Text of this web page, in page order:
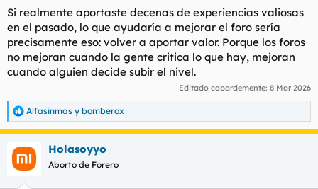
Si realmente aportaste decenas de experiencias valiosas
en el pasado, lo que ayudaría a mejorar el foro sería
precisamente eso: volver a aportar valor. Porque los foros
no mejoran cuando la gente critica lo que hay, mejoran
cuando alguien decide subir el nivel.
Editado cobardemente: 8 Mar 2026
R
e
a
c
c
Alfasinmas y bomberox
Holasoyyo
Aborto de Forero